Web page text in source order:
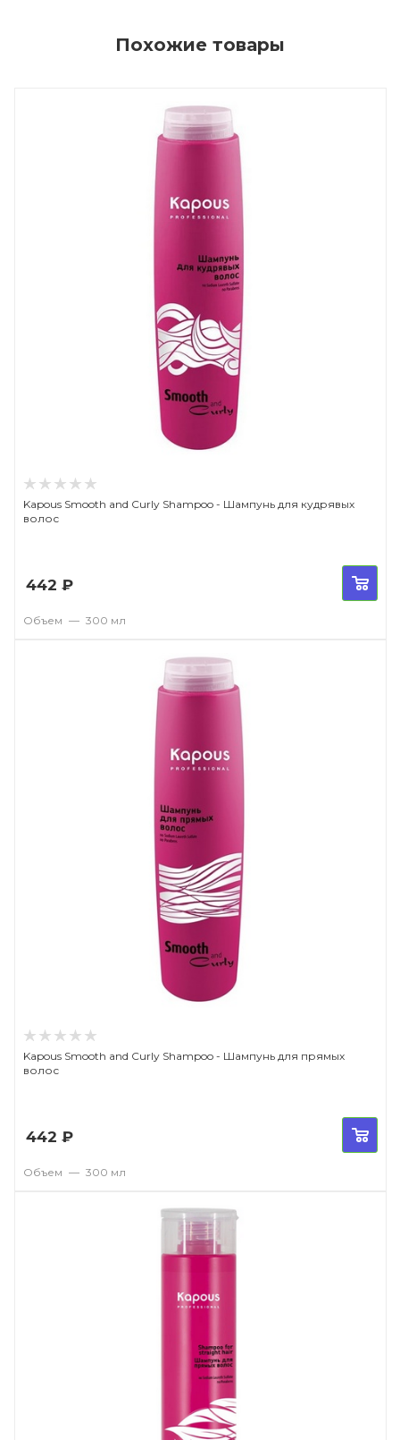
Похожие товары
Kapous Smooth and Curly Shampoo - Шампунь для кудрявых
волос
442 ₽
Объем — 300 мл
Kapous Smooth and Curly Shampoo - Шампунь для прямых
волос
442 ₽
Объем — 300 мл